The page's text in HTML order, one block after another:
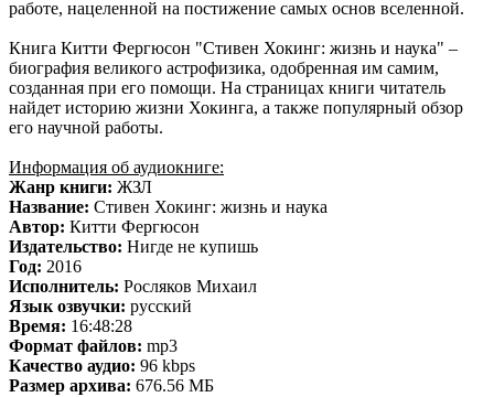
работе, нацеленной на постижение самых основ вселенной.
Книга Китти Фергюсон "Стивен Хокинг: жизнь и наука" –
биография великого астрофизика, одобренная им самим,
созданная при его помощи. На страницах книги читатель
найдет историю жизни Хокинга, а также популярный обзор
его научной работы.
Информация об аудиокниге:
Жанр книги: ЖЗЛ
Название: Стивен Хокинг: жизнь и наука
Автор: Китти Фергюсон
Издательство: Нигде не купишь
Год: 2016
Исполнитель: Росляков Михаил
Язык озвучки: русский
Время: 16:48:28
Формат файлов: mp3
Качество аудио: 96 kbps
Размер архива: 676.56 МБ